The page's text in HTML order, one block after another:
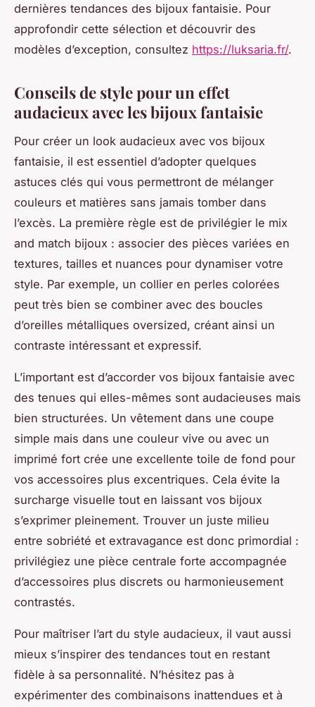
dernières tendances des bijoux fantaisie. Pour
approfondir cette sélection et découvrir des
modèles d’exception, consultez https://luksaria.fr/.
Conseils de style pour un effet
audacieux avec les bijoux fantaisie
Pour créer un look audacieux avec vos bijoux
fantaisie, il est essentiel d’adopter quelques
astuces clés qui vous permettront de mélanger
couleurs et matières sans jamais tomber dans
l’excès. La première règle est de privilégier le mix
and match bijoux : associer des pièces variées en
textures, tailles et nuances pour dynamiser votre
style. Par exemple, un collier en perles colorées
peut très bien se combiner avec des boucles
d’oreilles métalliques oversized, créant ainsi un
contraste intéressant et expressif.
L’important est d’accorder vos bijoux fantaisie avec
des tenues qui elles-mêmes sont audacieuses mais
bien structurées. Un vêtement dans une coupe
simple mais dans une couleur vive ou avec un
imprimé fort crée une excellente toile de fond pour
vos accessoires plus excentriques. Cela évite la
surcharge visuelle tout en laissant vos bijoux
s’exprimer pleinement. Trouver un juste milieu
entre sobriété et extravagance est donc primordial :
privilégiez une pièce centrale forte accompagnée
d’accessoires plus discrets ou harmonieusement
contrastés.
Pour maîtriser l’art du style audacieux, il vaut aussi
mieux s’inspirer des tendances tout en restant
fidèle à sa personnalité. N’hésitez pas à
expérimenter des combinaisons inattendues et à